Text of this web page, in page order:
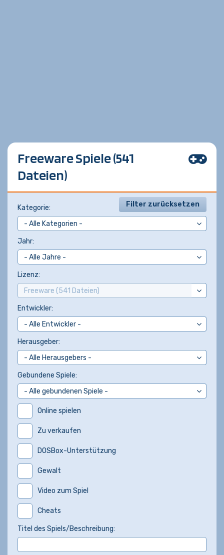
Freeware Spiele (541
Dateien)
Filter zurücksetzen
Kategorie:
Jahr:
Lizenz:
Entwickler:
Herausgeber:
Gebundene Spiele:
Online spielen
Zu verkaufen
DOSBox-Unterstützung
Gewalt
Video zum Spiel
Cheats
Titel des Spiels/Beschreibung: